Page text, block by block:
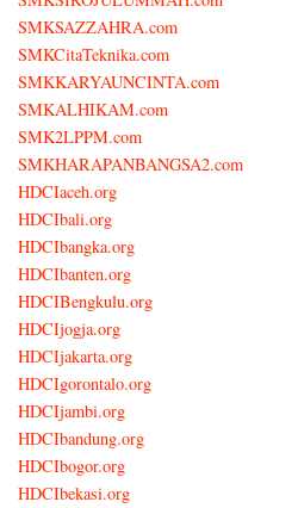
SMKSAZZAHRA.com
SMKCitaTeknika.com
SMKKARYAUNCINTA.com
SMKALHIKAM.com
SMK2LPPM.com
SMKHARAPANBANGSA2.com
HDCIaceh.org
HDCIbali.org
HDCIbangka.org
HDCIbanten.org
HDCIBengkulu.org
HDCIjogja.org
HDCIjakarta.org
HDCIgorontalo.org
HDCIjambi.org
HDCIbandung.org
HDCIbogor.org
HDCIbekasi.org